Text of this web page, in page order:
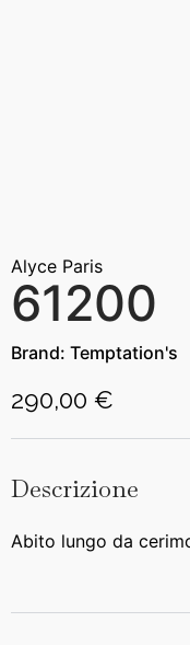
Alyce Paris
61200
Brand: Temptation's
290,00 €
Descrizione
Abito lungo da